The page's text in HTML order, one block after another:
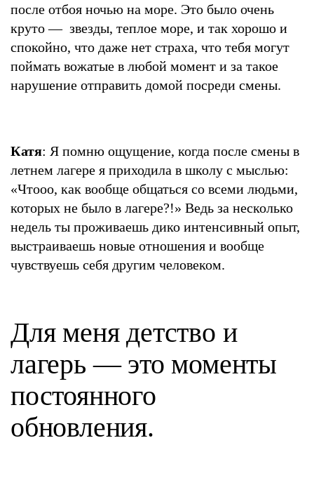
после отбоя ночью на море. Это было очень
круто — звезды, теплое море, и так хорошо и
спокойно, что даже нет страха, что тебя могут
поймать вожатые в любой момент и за такое
нарушение отправить домой посреди смены.
Катя: Я помню ощущение, когда после смены в
летнем лагере я приходила в школу с мыслью:
«Чтооо, как вообще общаться со всеми людьми,
которых не было в лагере?!» Ведь за несколько
недель ты проживаешь дико интенсивный опыт,
выстраиваешь новые отношения и вообще
чувствуешь себя другим человеком.
Для меня детство и
лагерь — это моменты
постоянного
обновления.